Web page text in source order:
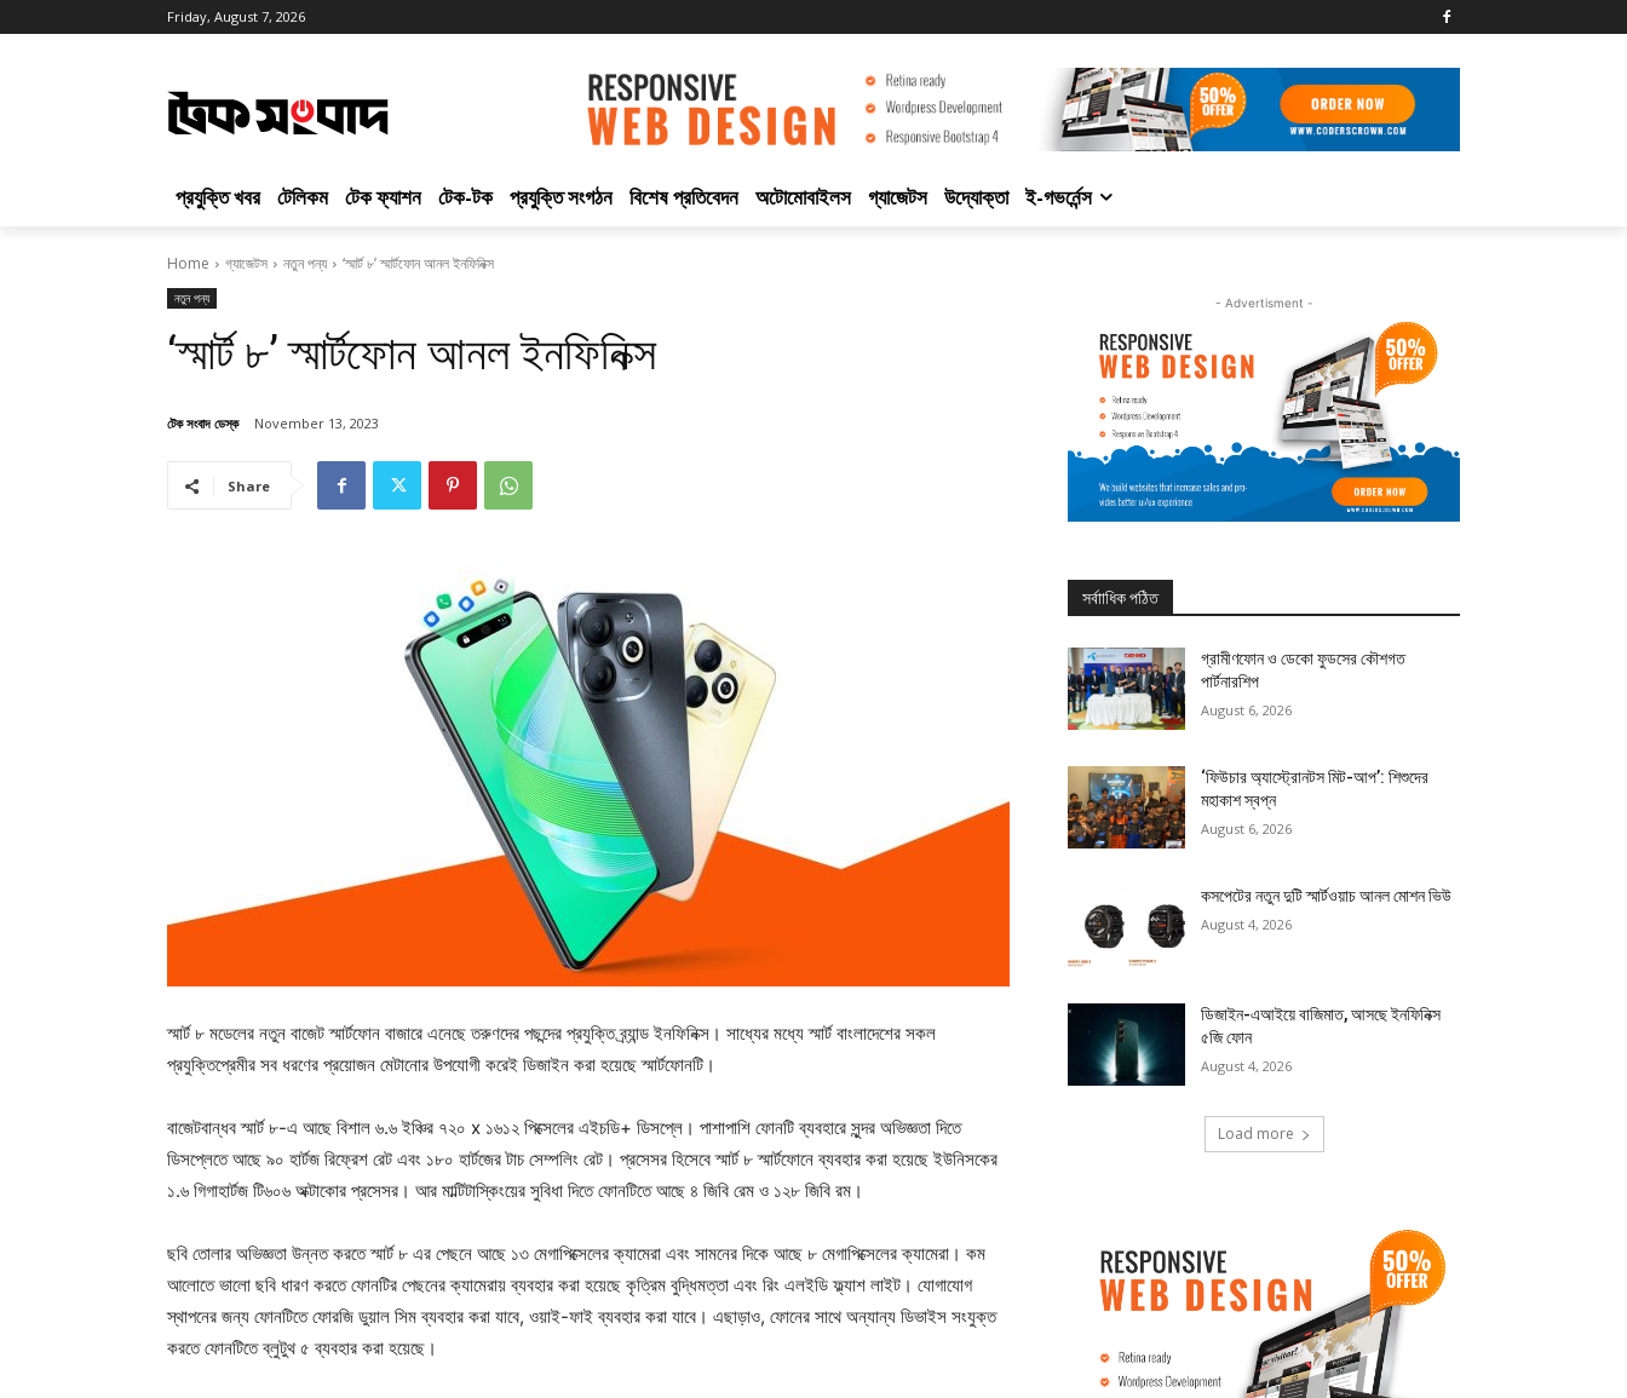
Friday, August 7, 2026
প্রযুক্তি খবর টেলিকম টেক ফ্যাশন টেক-টক প্রযুক্তি সংগঠন বিশেষ প্রতিবেদন অটোমোবাইলস গ্যাজেটস উদ্যোক্তা ই-গভর্নেন্স
Home গ্যাজেটস নতুন পন্য ‘স্মার্ট ৮’ স্মার্টফোন আনল ইনফিনিক্স
নতুন পন্য
‘স্মার্ট ৮’ স্মার্টফোন আনল ইনফিনিক্স
টেক সংবাদ ডেস্ক November 13, 2023
Share
স্মার্ট ৮ মডেলের নতুন বাজেট স্মার্টফোন বাজারে এনেছে তরুণদের পছন্দের প্রযুক্তি ব্র্যান্ড ইনফিনিক্স। সাধ্যের মধ্যে স্মার্ট বাংলাদেশের সকল
প্রযুক্তিপ্রেমীর সব ধরণের প্রয়োজন মেটানোর উপযোগী করেই ডিজাইন করা হয়েছে স্মার্টফোনটি।
বাজেটবান্ধব স্মার্ট ৮-এ আছে বিশাল ৬.৬ ইঞ্চির ৭২০ x ১৬১২ পিক্সেলের এইচডি+ ডিসপ্লে। পাশাপাশি ফোনটি ব্যবহারে সুন্দর অভিজ্ঞতা দিতে
ডিসপ্লেতে আছে ৯০ হার্টজ রিফ্রেশ রেট এবং ১৮০ হার্টজের টাচ সেম্পলিং রেট। প্রসেসর হিসেবে স্মার্ট ৮ স্মার্টফোনে ব্যবহার করা হয়েছে ইউনিসকের
১.৬ গিগাহার্টজ টি৬০৬ অক্টাকোর প্রসেসর। আর মাল্টিটাস্কিংয়ের সুবিধা দিতে ফোনটিতে আছে ৪ জিবি রেম ও ১২৮ জিবি রম।
ছবি তোলার অভিজ্ঞতা উন্নত করতে স্মার্ট ৮ এর পেছনে আছে ১৩ মেগাপিক্সেলের ক্যামেরা এবং সামনের দিকে আছে ৮ মেগাপিক্সেলের ক্যামেরা। কম
আলোতে ভালো ছবি ধারণ করতে ফোনটির পেছনের ক্যামেরায় ব্যবহার করা হয়েছে কৃত্রিম বুদ্ধিমত্তা এবং রিং এলইডি ফ্ল্যাশ লাইট। যোগাযোগ
স্থাপনের জন্য ফোনটিতে ফোরজি ডুয়াল সিম ব্যবহার করা যাবে, ওয়াই-ফাই ব্যবহার করা যাবে। এছাড়াও, ফোনের সাথে অন্যান্য ডিভাইস সংযুক্ত
করতে ফোনটিতে ব্লুটুথ ৫ ব্যবহার করা হয়েছে।
- Advertisment -
সর্বাাধিক পঠিত
গ্রামীণফোন ও ডেকো ফুডসের কৌশগত
পার্টনারশিপ
August 6, 2026
‘ফিউচার অ্যাস্ট্রোনটস মিট-আপ’: শিশুদের
মহাকাশ স্বপ্ন
August 6, 2026
কসপেটের নতুন দুটি স্মার্টওয়াচ আনল মোশন ভিউ
August 4, 2026
ডিজাইন-এআইয়ে বাজিমাত, আসছে ইনফিনিক্স
৫জি ফোন
August 4, 2026
Load more